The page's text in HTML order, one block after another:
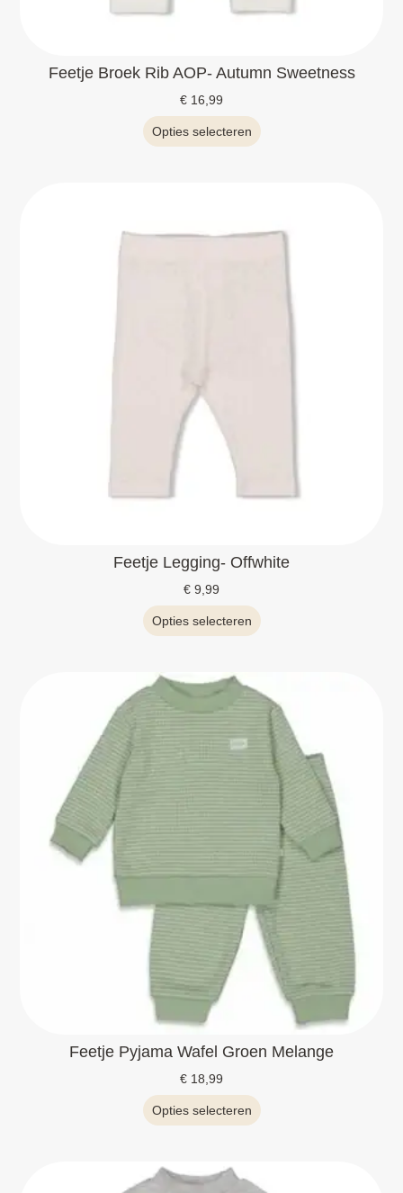
Feetje Broek Rib AOP- Autumn Sweetness
€ 16,99
Opties selecteren
Feetje Legging- Offwhite
€ 9,99
Opties selecteren
Feetje Pyjama Wafel Groen Melange
€ 18,99
Opties selecteren